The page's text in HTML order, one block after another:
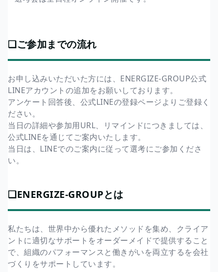
❏ご参加までの流れ
お申し込みいただいた方には、ENERGIZE-GROUP公式
LINEアカウントの追加をお願いしております。
アンケート回答後、公式LINEの登録ページよりご登録く
ださい。
当日の詳細や参加用URL、リマインドにつきましては、
公式LINEを通じてご案内いたします。
当日は、LINEでのご案内に従って選考にご参加くださ
い。
❏ENERGIZE-GROUPとは
私たちは、世界中から優れたメソッドを集め、クライア
ントに適切なサポートをオーダーメイドで提供すること
で、組織のパフォーマンスと働きがいを両立するを会社
づくりをサポートしています。